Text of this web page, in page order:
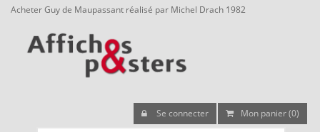
Acheter Guy de Maupassant réalisé par Michel Drach 1982
Se connecter Mon panier (0)